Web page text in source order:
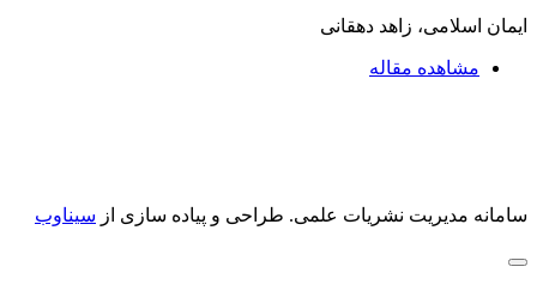
ایمان اسلامی، زاهد دهقانی
مشاهده مقاله
سامانه مدیریت نشریات علمی. طراحی و پیاده سازی از سیناوب